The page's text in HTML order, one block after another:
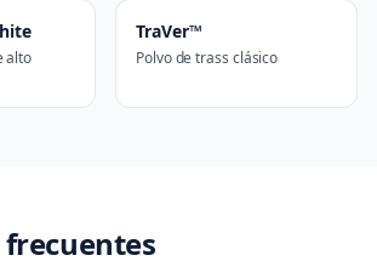
alto
TraVer™
Polvo de trass clásico